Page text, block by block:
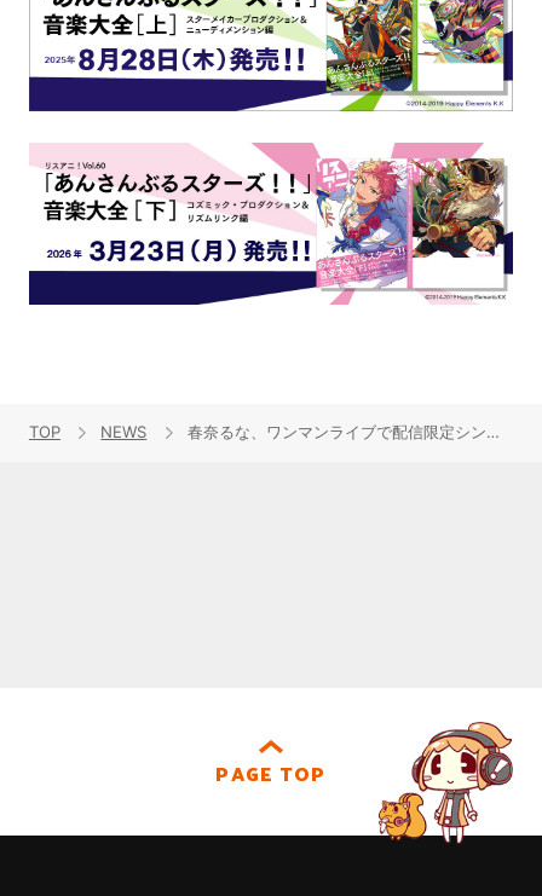
TOP NEWS 春奈るな、ワンマンライブで配信限定シングル曲「るなティックワード」を初披露！
PAGE TOP